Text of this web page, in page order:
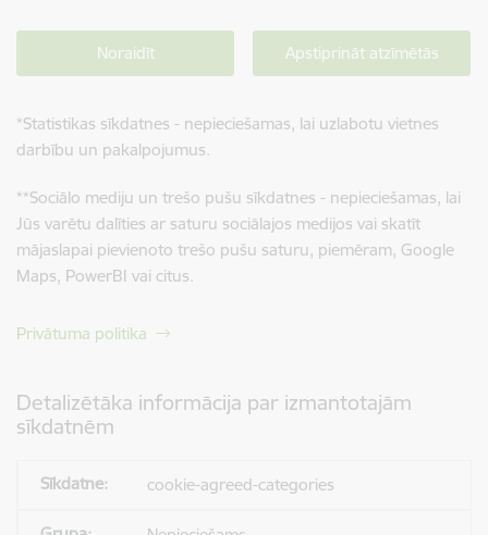
Noraidīt Apstiprināt atzīmētās
*Statistikas sīkdatnes - nepieciešamas, lai uzlabotu vietnes
darbību un pakalpojumus.
**Sociālo mediju un trešo pušu sīkdatnes - nepieciešamas, lai
Jūs varētu dalīties ar saturu sociālajos medijos vai skatīt
mājaslapai pievienoto trešo pušu saturu, piemēram, Google
Maps, PowerBI vai citus.
Privātuma politika
Detalizētāka informācija par izmantotajām
sīkdatnēm
cookie-agreed-categories